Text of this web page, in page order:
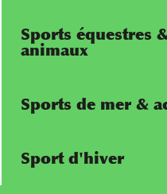
Sports équestres
animaux
Sports de mer &
Sport d'hiver
nous
séjour ?